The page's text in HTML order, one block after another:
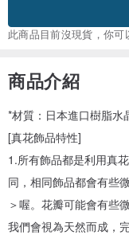
此商品目前沒現貨，你
商品介紹
*材質：日本進口樹脂水
[真花飾品特性]
1.所有飾品都是利用真
同，相同飾品都會有些
＞喔。花瓣可能會有些
我們會視為天然而成，